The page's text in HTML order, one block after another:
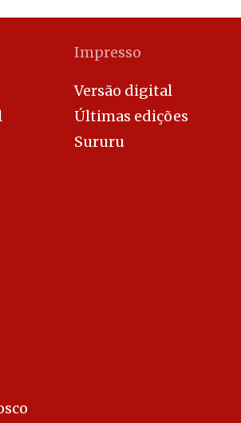
Impresso
Versão digital
Últimas edições
Sururu